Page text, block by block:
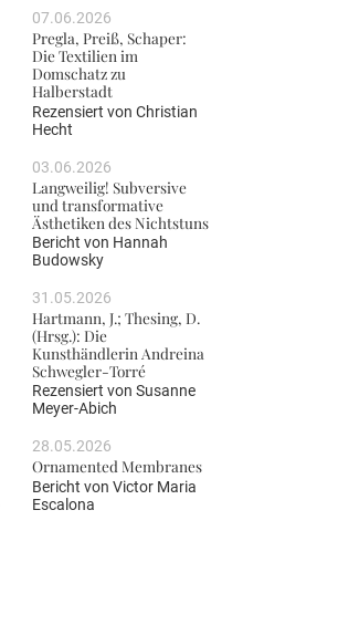
07.06.2026
Pregla, Preiß, Schaper:
Die Textilien im
Domschatz zu
Halberstadt
Rezensiert von Christian
Hecht
03.06.2026
Langweilig! Subversive
und transformative
Ästhetiken des Nichtstuns
Bericht von Hannah
Budowsky
31.05.2026
Hartmann, J.; Thesing, D.
(Hrsg.): Die
Kunsthändlerin Andreina
Schwegler-Torré
Rezensiert von Susanne
Meyer-Abich
28.05.2026
Ornamented Membranes
Bericht von Victor Maria
Escalona